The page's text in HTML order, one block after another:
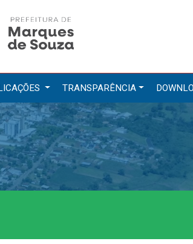
TRANSPARÊNCIA
Serviços
IPTU 2026
Nota Fiscal Eletrônica